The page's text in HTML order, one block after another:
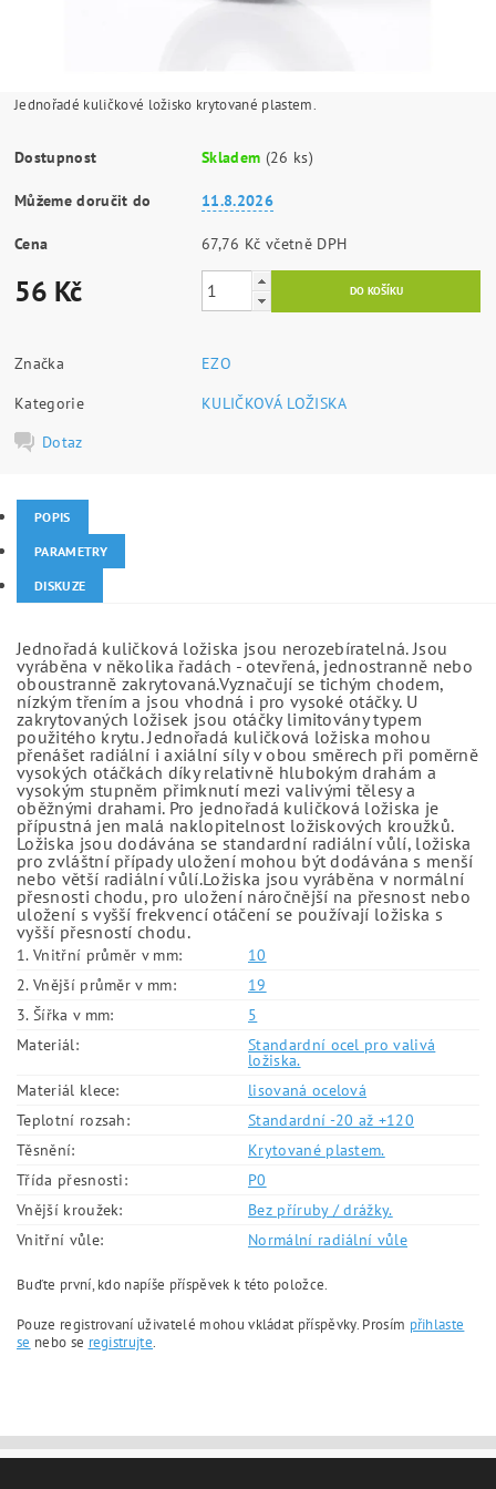
Jednořadé kuličkové ložisko krytované plastem.
Dostupnost Skladem (26 ks)
Můžeme doručit do 11.8.2026
Cena 67,76 Kč včetně DPH
56 Kč
Značka
EZO
Kategorie
KULIČKOVÁ LOŽISKA
Dotaz
POPIS
PARAMETRY
DISKUZE
Jednořadá kuličková ložiska jsou nerozebíratelná. Jsou
vyráběna v několika řadách - otevřená, jednostranně nebo
oboustranně zakrytovaná.Vyznačují se tichým chodem,
nízkým třením a jsou vhodná i pro vysoké otáčky. U
zakrytovaných ložisek jsou otáčky limitovány typem
použitého krytu. Jednořadá kuličková ložiska mohou
přenášet radiální i axiální síly v obou směrech při poměrně
vysokých otáčkách díky relativně hlubokým drahám a
vysokým stupněm přimknutí mezi valivými tělesy a
oběžnými drahami. Pro jednořadá kuličková ložiska je
přípustná jen malá naklopitelnost ložiskových kroužků.
Ložiska jsou dodávána se standardní radiální vůlí, ložiska
pro zvláštní případy uložení mohou být dodávána s menší
nebo větší radiální vůlí.Ložiska jsou vyráběna v normální
přesnosti chodu, pro uložení náročnější na přesnost nebo
uložení s vyšší frekvencí otáčení se používají ložiska s
vyšší přesností chodu.
1. Vnitřní průměr v mm:
10
2. Vnější průměr v mm:
19
3. Šířka v mm:
5
Materiál:
Standardní ocel pro valivá
ložiska.
Materiál klece:
lisovaná ocelová
Teplotní rozsah:
Standardní -20 až +120
Těsnění:
Krytované plastem.
Třída přesnosti:
P0
Vnější kroužek:
Bez příruby / drážky.
Vnitřní vůle:
Normální radiální vůle
Buďte první, kdo napíše příspěvek k této položce.
Pouze registrovaní uživatelé mohou vkládat příspěvky. Prosím přihlaste
se nebo se registrujte.